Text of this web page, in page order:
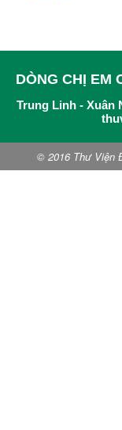
DÒNG CHỊ EM
Trung Linh - Xuân
© 2016 Thư Viện